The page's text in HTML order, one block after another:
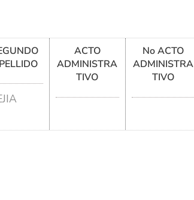
ACTO
ADMINISTRA
TIVO
No ACTO
ADMINISTRA
TIVO